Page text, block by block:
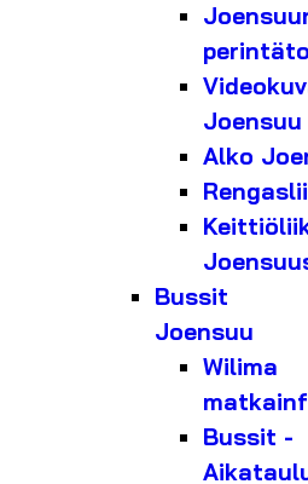
Joensuu
Alko
Bussit
Joensuu
Wilima
Bussit -